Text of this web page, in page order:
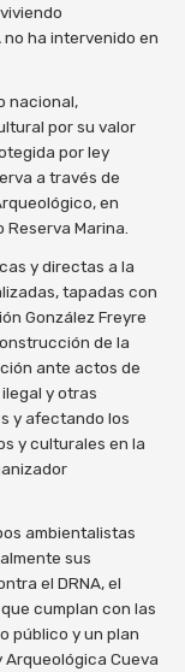
ha intervenido en
nacional,
por su valor
por ley
a través de
en
Marina.
y directas a la
tapadas con
González Freyre
de la
ante actos de
y otras
y afectando los
y culturales en la
ambientalistas
sus
el DRNA, el
cumplan con las
público y un plan
Arqueológica Cueva